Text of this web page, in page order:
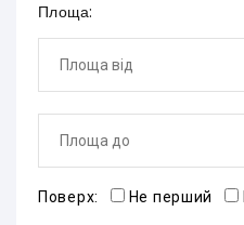
Площа:
Поверх: Не перший